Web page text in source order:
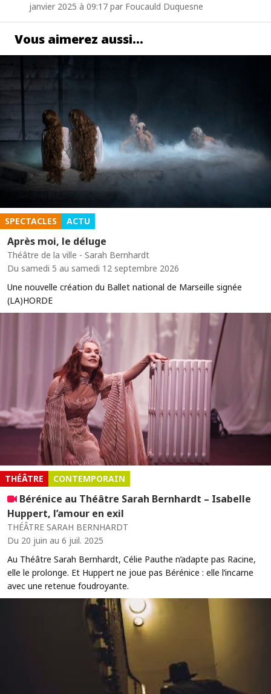
janvier 2025 à 09:17 par Foucauld Duquesne
Vous aimerez aussi…
SPECTACLES ACTU
Après moi, le déluge
Théâtre de la ville - Sarah Bernhardt
Du samedi 5 au samedi 12 septembre 2026
Une nouvelle création du Ballet national de Marseille signée
(LA)HORDE
THÉÂTRE CONTEMPORAIN
Bérénice au Théâtre Sarah Bernhardt – Isabelle
Huppert, l’amour en exil
THÉÂTRE SARAH BERNHARDT
Du 20 juin au 6 juil. 2025
Au Théâtre Sarah Bernhardt, Célie Pauthe n’adapte pas Racine,
elle le prolonge. Et Huppert ne joue pas Bérénice : elle l’incarne
avec une retenue foudroyante.